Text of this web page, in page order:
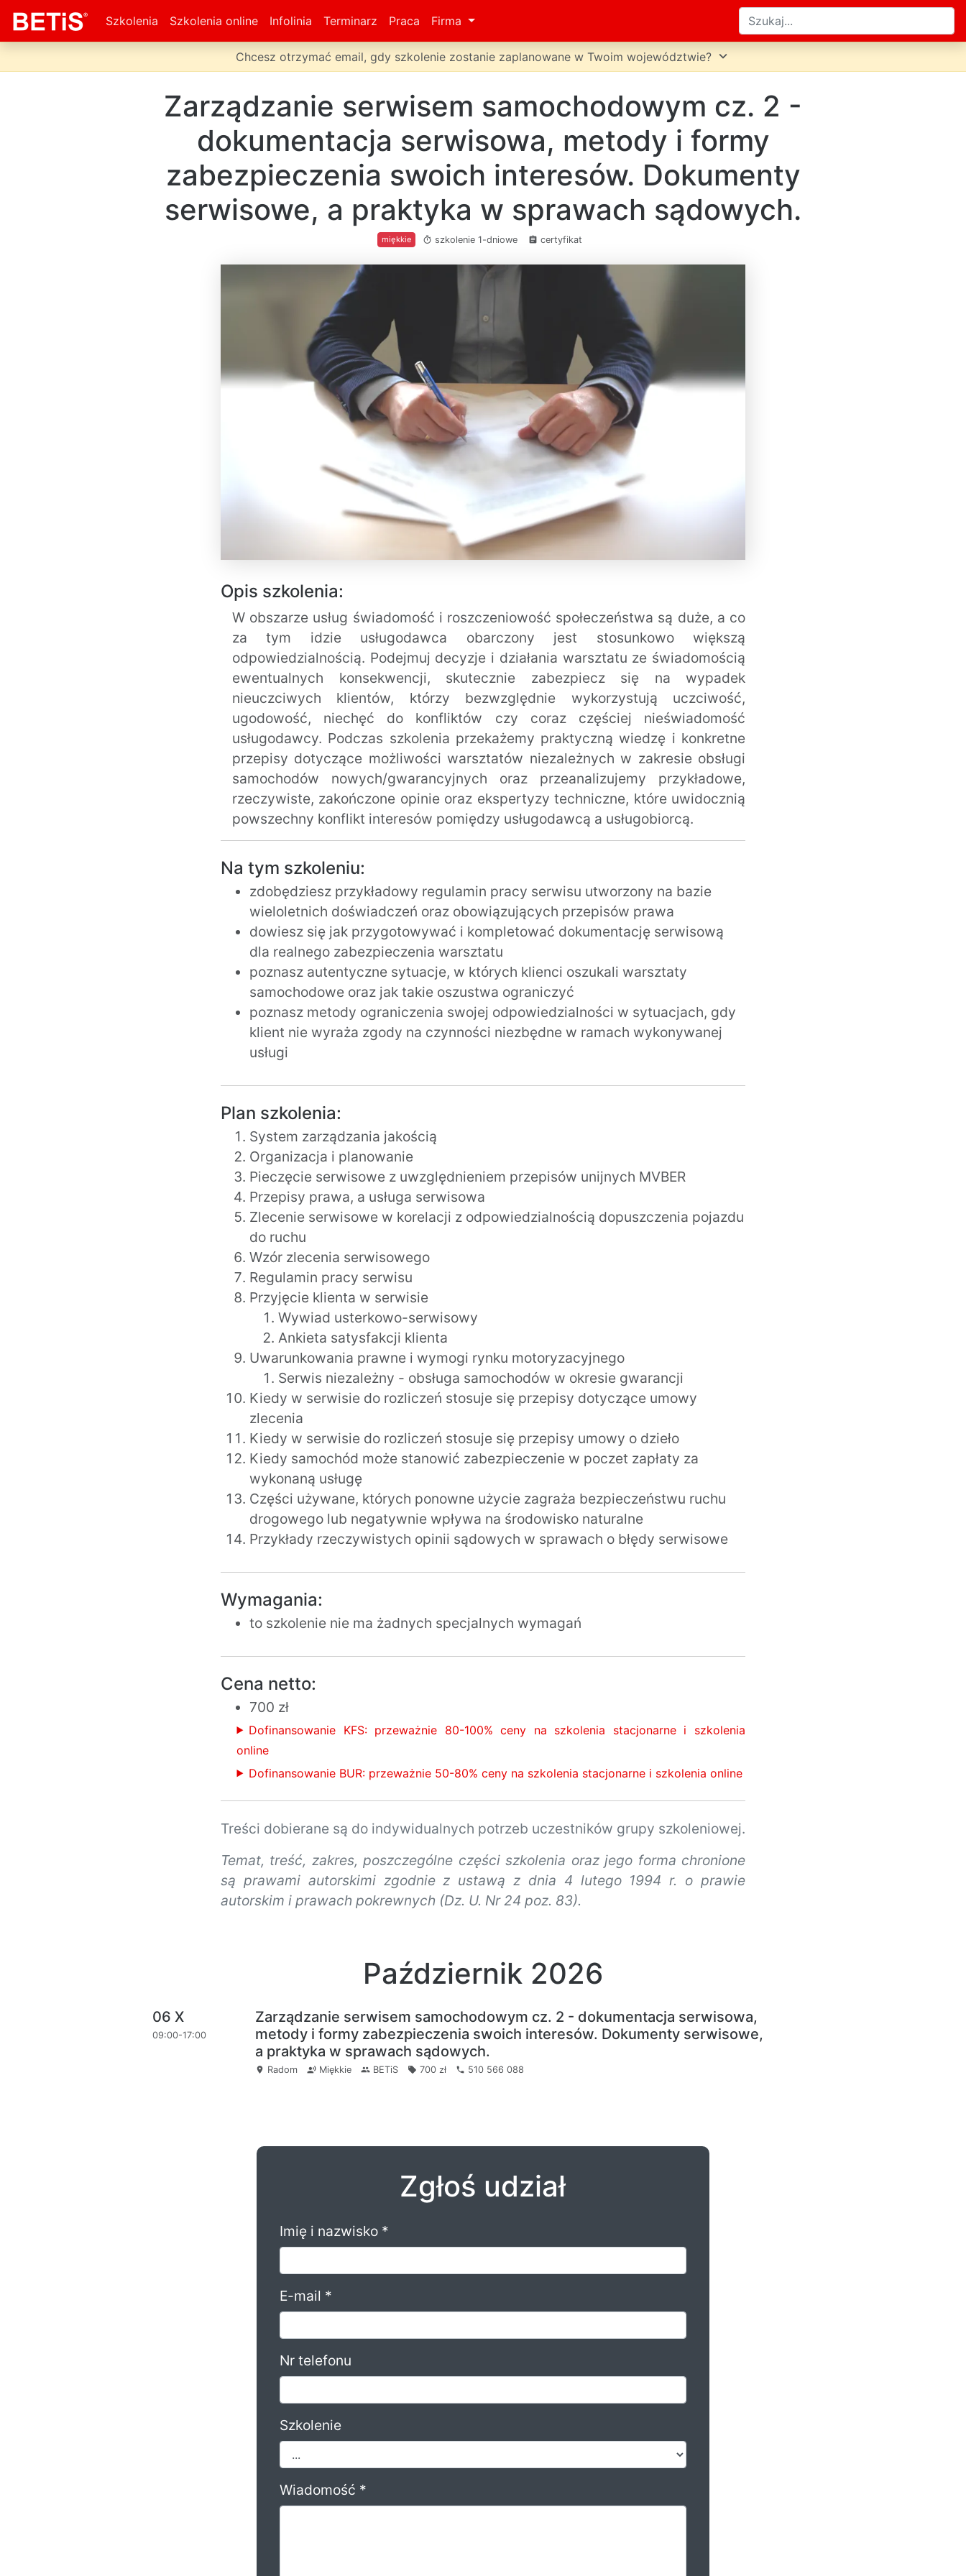
Szkolenia Szkolenia online Infolinia Terminarz Praca Firma
Chcesz otrzymać email, gdy szkolenie zostanie zaplanowane w Twoim województwie? expand_more
Zarządzanie serwisem samochodowym cz. 2 -
dokumentacja serwisowa, metody i formy
zabezpieczenia swoich interesów. Dokumenty
serwisowe, a praktyka w sprawach sądowych.
miękkie timer szkolenie 1-dniowe assignment certyfikat
Opis szkolenia:
W obszarze usług świadomość i roszczeniowość społeczeństwa są duże, a co
za tym idzie usługodawca obarczony jest stosunkowo większą
odpowiedzialnością. Podejmuj decyzje i działania warsztatu ze świadomością
ewentualnych konsekwencji, skutecznie zabezpiecz się na wypadek
nieuczciwych klientów, którzy bezwzględnie wykorzystują uczciwość,
ugodowość, niechęć do konfliktów czy coraz częściej nieświadomość
usługodawcy. Podczas szkolenia przekażemy praktyczną wiedzę i konkretne
przepisy dotyczące możliwości warsztatów niezależnych w zakresie obsługi
samochodów nowych/gwarancyjnych oraz przeanalizujemy przykładowe,
rzeczywiste, zakończone opinie oraz ekspertyzy techniczne, które uwidocznią
powszechny konflikt interesów pomiędzy usługodawcą a usługobiorcą.
Na tym szkoleniu:
zdobędziesz przykładowy regulamin pracy serwisu utworzony na bazie
wieloletnich doświadczeń oraz obowiązujących przepisów prawa
dowiesz się jak przygotowywać i kompletować dokumentację serwisową
dla realnego zabezpieczenia warsztatu
poznasz autentyczne sytuacje, w których klienci oszukali warsztaty
samochodowe oraz jak takie oszustwa ograniczyć
poznasz metody ograniczenia swojej odpowiedzialności w sytuacjach, gdy
klient nie wyraża zgody na czynności niezbędne w ramach wykonywanej
usługi
Plan szkolenia:
System zarządzania jakością
Organizacja i planowanie
Pieczęcie serwisowe z uwzględnieniem przepisów unijnych MVBER
Przepisy prawa, a usługa serwisowa
Zlecenie serwisowe w korelacji z odpowiedzialnością dopuszczenia pojazdu
do ruchu
Wzór zlecenia serwisowego
Regulamin pracy serwisu
Przyjęcie klienta w serwisie
Wywiad usterkowo-serwisowy
Ankieta satysfakcji klienta
Uwarunkowania prawne i wymogi rynku motoryzacyjnego
Serwis niezależny - obsługa samochodów w okresie gwarancji
Kiedy w serwisie do rozliczeń stosuje się przepisy dotyczące umowy
zlecenia
Kiedy w serwisie do rozliczeń stosuje się przepisy umowy o dzieło
Kiedy samochód może stanowić zabezpieczenie w poczet zapłaty za
wykonaną usługę
Części używane, których ponowne użycie zagraża bezpieczeństwu ruchu
drogowego lub negatywnie wpływa na środowisko naturalne
Przykłady rzeczywistych opinii sądowych w sprawach o błędy serwisowe
Wymagania:
to szkolenie nie ma żadnych specjalnych wymagań
Cena netto:
700 zł
Dofinansowanie KFS: przeważnie 80-100% ceny na szkolenia stacjonarne i szkolenia
online
Dofinansowanie BUR: przeważnie 50-80% ceny na szkolenia stacjonarne i szkolenia online
Treści dobierane są do indywidualnych potrzeb uczestników grupy szkoleniowej.
Temat, treść, zakres, poszczególne części szkolenia oraz jego forma chronione
są prawami autorskimi zgodnie z ustawą z dnia 4 lutego 1994 r. o prawie
autorskim i prawach pokrewnych (Dz. U. Nr 24 poz. 83).
Październik 2026
06 X
09:00-17:00
Zarządzanie serwisem samochodowym cz. 2 - dokumentacja serwisowa,
metody i formy zabezpieczenia swoich interesów. Dokumenty serwisowe,
a praktyka w sprawach sądowych.
place Radom record_voice_over Miękkie people BETiS local_offer 700 zł local_phone 510 566 088
Zgłoś udział
Imię i nazwisko *
E-mail *
Nr telefonu
Szkolenie
Wiadomość *